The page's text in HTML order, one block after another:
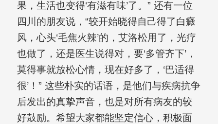
果，生活也变得‘有滋有味’了。” 还有一位
四川的朋友说，“较开始晓得自己得了白癜
风，心头‘毛焦火辣’的，艾洛松用了，光疗
也做了，还是医生说得对，要‘多管齐下’，
莫得事就放松心情，现在好多了，‘巴适得
很’！” 这些朴实的话语，是他们与疾病抗争
后发出的真挚声音，也是对所有病友的较
好鼓励。希望大家都能坚定信心，积极面